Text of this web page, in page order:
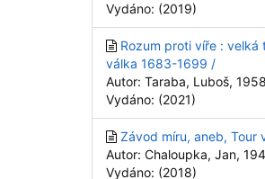
Vydáno: (2019)
Rozum proti víře : velká
válka 1683-1699 /
Autor: Taraba, Luboš,
Vydáno: (2021)
Závod míru, aneb, Tour
Autor: Chaloupka, Jan,
Vydáno: (2018)